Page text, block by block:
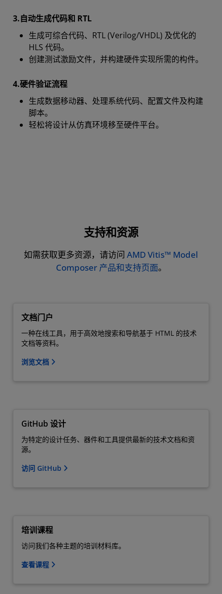
3.自动生成代码和 RTL
生成可综合代码、RTL (Verilog/VHDL) 及优化的
HLS 代码。
创建测试激励文件，并构建硬件实现所需的构件。
4.硬件验证流程
生成数据移动器、处理系统代码、配置文件及构建
脚本。
轻松将设计从仿真环境移至硬件平台。
支持和资源
如需获取更多资源，请访问 AMD Vitis™ Model
Composer 产品和支持页面。
文档门户
一种在线工具，用于高效地搜索和导航基于 HTML 的技术
文档等资料。
浏览文档
GitHub 设计
为特定的设计任务、器件和工具提供最新的技术文档和资
源。
访问 GitHub
培训课程
访问我们各种主题的培训材料库。
查看课程